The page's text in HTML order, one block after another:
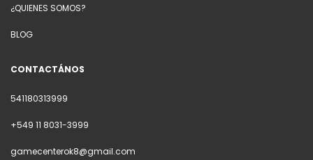
¿QUIENES SOMOS?
BLOG
CONTACTÁNOS
541180313999
+549 11 8031-3999
gamecenterok8@gmail.com